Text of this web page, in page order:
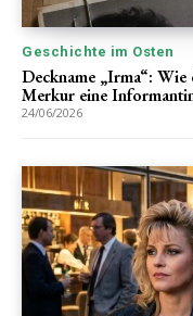
Geschichte im Osten
Deckname „Irma“:
Merkur eine
24/06/2026